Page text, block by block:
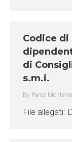
Codice
di
s.m.i.
By Parco
File allegati: